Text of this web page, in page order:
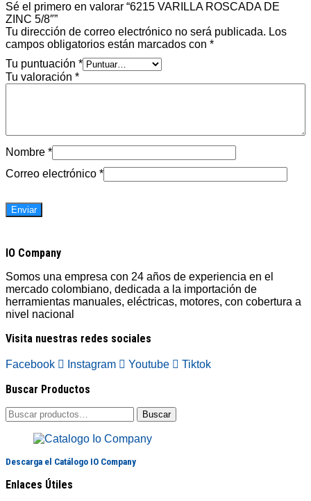
Sé el primero en valorar “6215 VARILLA ROSCADA DE
ZINC 5/8″”
Tu dirección de correo electrónico no será publicada. Los
campos obligatorios están marcados con *
Tu puntuación *
Tu valoración *
Nombre *
Correo electrónico *
IO Company
Somos una empresa con 24 años de experiencia en el
mercado colombiano, dedicada a la importación de
herramientas manuales, eléctricas, motores, con cobertura a
nivel nacional
Visita nuestras redes sociales
Facebook Instagram Youtube Tiktok
Buscar Productos
Buscar
por:
Buscar
Descarga el Catálogo IO Company
Enlaces Útiles